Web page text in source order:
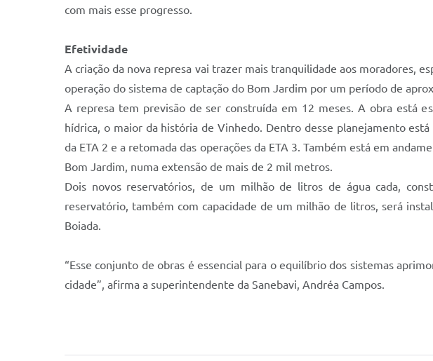
com mais esse progresso.
Efetividade
A criação da nova represa vai trazer mais tranquilidade aos moradores,
operação do sistema de captação do Bom Jardim por um período de
A represa tem previsão de ser construída em 12 meses. A obra está
hídrica, o maior da história de Vinhedo. Dentro desse planejamento
da ETA 2 e a retomada das operações da ETA 3. Também está em
Bom Jardim, numa extensão de mais de 2 mil metros.
Dois novos reservatórios, de um milhão de litros de água cada,
reservatório, também com capacidade de um milhão de litros, será
Boiada.
“Esse conjunto de obras é essencial para o equilíbrio dos sistemas
cidade”, afirma a superintendente da Sanebavi, Andréa Campos.